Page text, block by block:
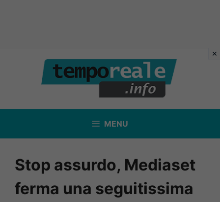
contenuto
MENU
Stop assurdo, Mediaset
ferma una seguitissima